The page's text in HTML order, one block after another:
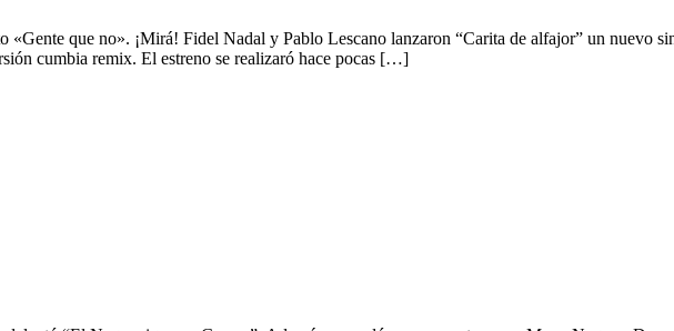
que no». ¡Mirá! Fidel Nadal y Pablo Lescano lanzaron “Carita de alfajor” un nuevo
cumbia remix. El estreno se realizaró hace pocas […]